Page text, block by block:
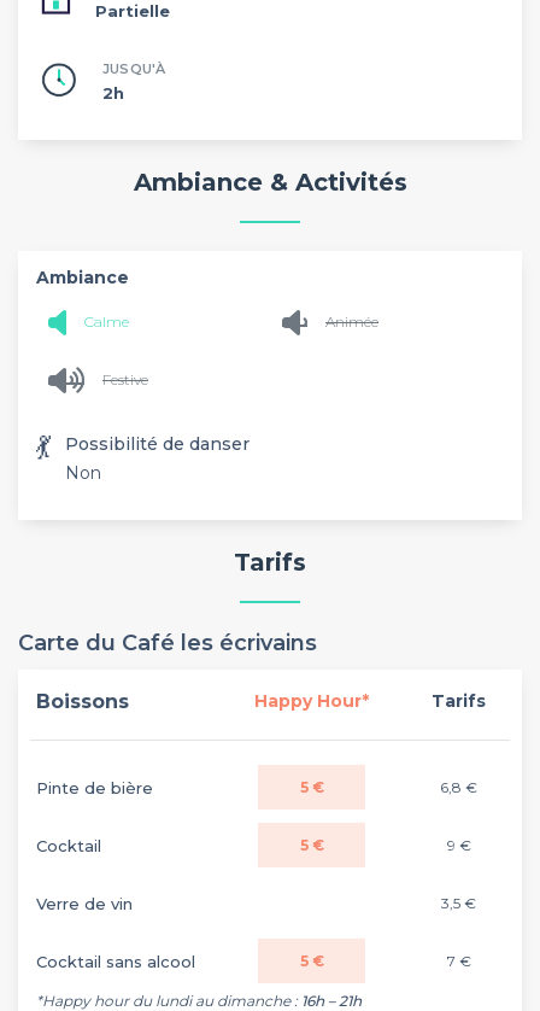
Partielle
JUSQU'À
2h
Ambiance & Activités
Ambiance
Calme Animée
Festive
💃
Possibilité de danser
Non
Tarifs
Carte du Café les écrivains
Boissons Happy Hour* Tarifs
Pinte de bière 5 € 6,8 €
Cocktail 5 € 9 €
Verre de vin 3,5 €
Cocktail sans alcool 5 € 7 €
*Happy hour du lundi au dimanche : 16h – 21h